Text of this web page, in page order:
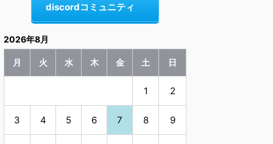
discordコミュニティ
2026年8月
月 火 水 木 金 土 日
1 2
3 4 5 6 7 8 9